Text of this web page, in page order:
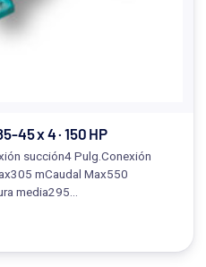
45 x 4 · 150 HP
succión4 Pulg.Conexión
mCaudal Max550
media295…